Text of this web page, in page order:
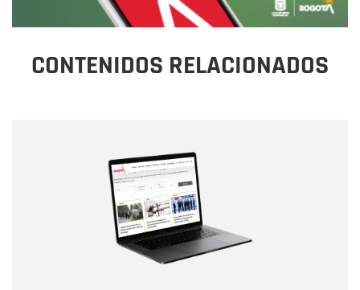
CONTENIDOS RELACIONADOS
Correo electrónico
Tipo de comentario